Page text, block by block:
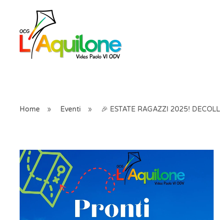
Skip to main content
Home Eventi 🎉 ESTATE RAGAZZI 2025!